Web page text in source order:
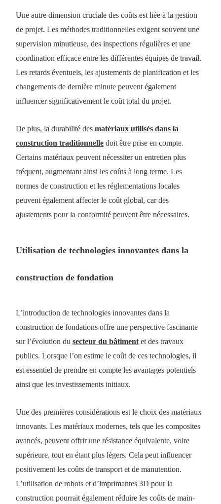
Une autre dimension cruciale des coûts est liée à la gestion
de projet. Les méthodes traditionnelles exigent souvent une
supervision minutieuse, des inspections régulières et une
coordination efficace entre les différentes équipes de travail.
Les retards éventuels, les ajustements de planification et les
changements de dernière minute peuvent également
influencer significativement le coût total du projet.
De plus, la durabilité des matériaux utilisés dans la
construction traditionnelle doit être prise en compte.
Certains matériaux peuvent nécessiter un entretien plus
fréquent, augmentant ainsi les coûts à long terme. Les
normes de construction et les réglementations locales
peuvent également affecter le coût global, car des
ajustements pour la conformité peuvent être nécessaires.
Utilisation de technologies innovantes dans la
construction de fondation
L’introduction de technologies innovantes dans la
construction de fondations offre une perspective fascinante
sur l’évolution du secteur du bâtiment et des travaux
publics. Lorsque l’on estime le coût de ces technologies, il
est essentiel de prendre en compte les avantages potentiels
ainsi que les investissements initiaux.
Une des premières considérations est le choix des matériaux
innovants. Les matériaux modernes, tels que les composites
avancés, peuvent offrir une résistance équivalente, voire
supérieure, tout en étant plus légers. Cela peut influencer
positivement les coûts de transport et de manutention.
L’utilisation de robots et d’imprimantes 3D pour la
construction pourrait également réduire les coûts de main-